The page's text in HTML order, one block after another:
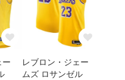
ー
レブロン・ジェー
ムズ ロサンゼル